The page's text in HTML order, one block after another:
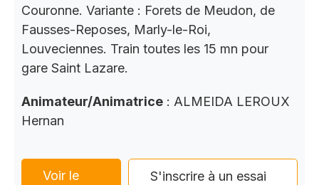
Couronne. Variante : Forets de Meudon, de
Fausses-Reposes, Marly-le-Roi,
Louveciennes. Train toutes les 15 mn pour
gare Saint Lazare.
Animateur/Animatrice : ALMEIDA LEROUX
Hernan
Voir le
S'inscrire à un essai